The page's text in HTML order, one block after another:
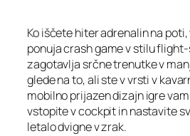
Ko iščete hiter adrenalin na
ponuja crash game v stilu
zagotavlja srčne trenutke v
glede na to, ali ste v vrsti v
mobilno prijazen dizajn igre
vstopite v cockpit in nastavite
letalo dvigne v zrak.